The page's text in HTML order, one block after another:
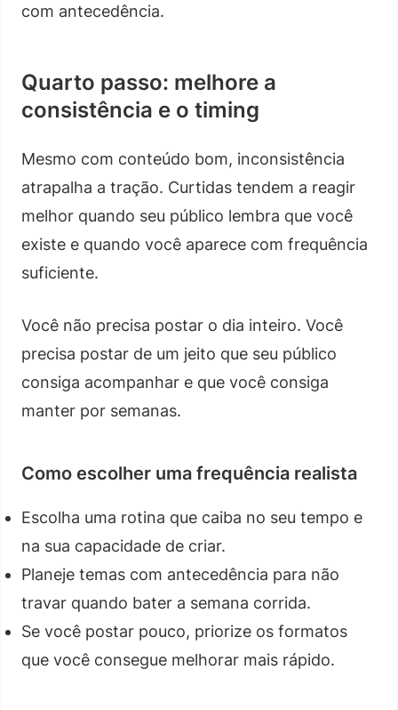
com antecedência.
Quarto passo: melhore a
consistência e o timing
Mesmo com conteúdo bom, inconsistência
atrapalha a tração. Curtidas tendem a reagir
melhor quando seu público lembra que você
existe e quando você aparece com frequência
suficiente.
Você não precisa postar o dia inteiro. Você
precisa postar de um jeito que seu público
consiga acompanhar e que você consiga
manter por semanas.
Como escolher uma frequência realista
Escolha uma rotina que caiba no seu tempo e
na sua capacidade de criar.
Planeje temas com antecedência para não
travar quando bater a semana corrida.
Se você postar pouco, priorize os formatos
que você consegue melhorar mais rápido.